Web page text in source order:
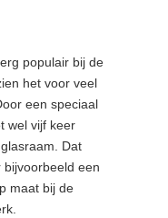
populair bij de
het voor veel
een speciaal
wel vijf keer
Dat
een
maat bij de